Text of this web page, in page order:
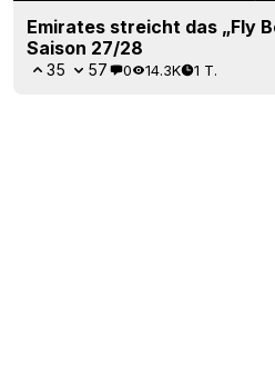
Emirates streicht das „Fly
Saison 27/28
35 57 0 14.3K 1 T.